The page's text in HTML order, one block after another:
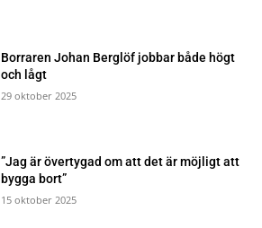
Borraren Johan Berglöf jobbar både högt
och lågt
29 oktober 2025
”Jag är övertygad om att det är möjligt att
bygga bort”
15 oktober 2025